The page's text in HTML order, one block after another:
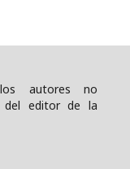
autores no
del editor de la